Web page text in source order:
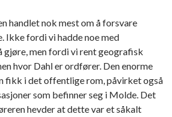
handlet nok mest om å forsvare
Ikke fordi vi hadde noe med
gjøre, men fordi vi rent geografisk
hvor Dahl er ordfører. Den enorme
fikk i det offentlige rom, påvirket også
som befinner seg i Molde. Det
hevder at dette var et såkalt